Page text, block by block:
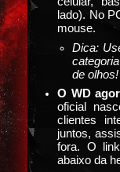
lado). No
mouse.
Dica:
de olhos!
O WD
oficial
clientes
juntos,
fora. O
abaixo da